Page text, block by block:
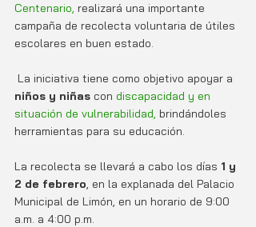
Centenario, realizará una importante
campaña de recolecta voluntaria de útiles
escolares en buen estado.
La iniciativa tiene como objetivo apoyar a
niños y niñas con discapacidad y en
situación de vulnerabilidad, brindándoles
herramientas para su educación.
La recolecta se llevará a cabo los días 1 y
2 de febrero, en la explanada del Palacio
Municipal de Limón, en un horario de 9:00
a.m. a 4:00 p.m.